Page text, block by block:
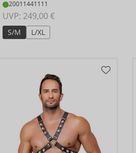
20011441111
UVP: 249,00 €
S/M L/XL